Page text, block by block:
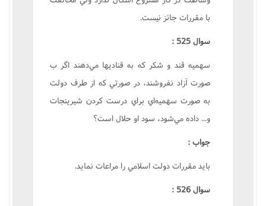
با مقررات جائز نيست.
سوال 525 :
سهميه قند و شکر که به قناديها مي‌دهند اگر ب
صورت آزاد نفروشند، در صورتي که از طرف دولت
به صورت سهميه‌اي براي درست کردن شيرينجات
و... داده مي‌شود، سود او حلال است؟
جواب :
بايد مقررات دولت اسلامي را مراعات نمايد.
سوال 526 :